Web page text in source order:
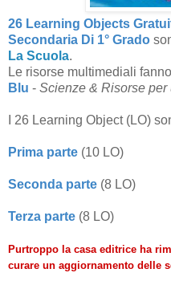
26 Learning Objects
Secondaria Di 1° Grado
La Scuola.
Le risorse multimediali
Blu - Scienze & Risorse
I 26 Learning Object (LO)
Prima parte (10 LO)
Seconda parte (8 LO)
Terza parte (8 LO)
Purtroppo la casa editrice ha
curare un aggiornamento delle